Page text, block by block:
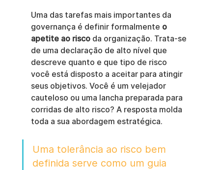
Uma das tarefas mais importantes da
governança é definir formalmente o
apetite ao risco da organização. Trata-se
de uma declaração de alto nível que
descreve quanto e que tipo de risco
você está disposto a aceitar para atingir
seus objetivos. Você é um velejador
cauteloso ou uma lancha preparada para
corridas de alto risco? A resposta molda
toda a sua abordagem estratégica.
Uma tolerância ao risco bem
definida serve como um guia